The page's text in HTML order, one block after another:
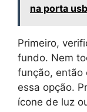
na porta
Primeiro,
fundo. Nem
função, então
essa opção.
ícone de luz